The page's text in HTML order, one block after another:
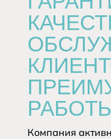
Компания